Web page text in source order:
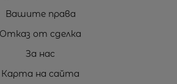
Вашите права
Отказ от сделка
За нас
Карта на сайта